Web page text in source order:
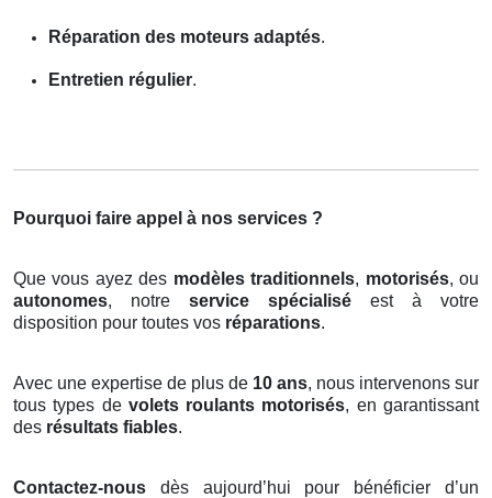
Réparation des moteurs adaptés.
Entretien régulier.
Pourquoi faire appel à nos services ?
Que vous ayez des modèles traditionnels, motorisés, ou
autonomes, notre service spécialisé est à votre
disposition pour toutes vos réparations.
Avec une expertise de plus de 10 ans, nous intervenons sur
tous types de volets roulants motorisés, en garantissant
des résultats fiables.
Contactez-nous dès aujourd’hui pour bénéficier d’un